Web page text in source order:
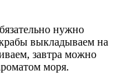
нужно
выкладываем на
завтра можно
моря.